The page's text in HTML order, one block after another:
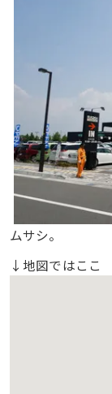
ムサシ。
↓地図ではここ